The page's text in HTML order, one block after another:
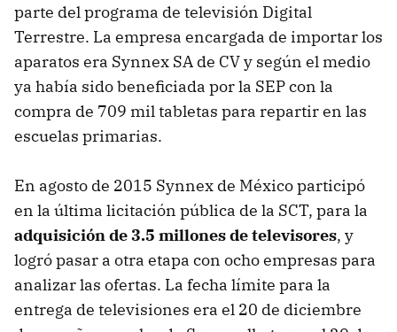
parte del programa de televisión Digital
Terrestre. La empresa encargada de importar los
aparatos era Synnex SA de CV y según el medio
ya había sido beneficiada por la SEP con la
compra de 709 mil tabletas para repartir en las
escuelas primarias.
En agosto de 2015 Synnex de México participó
en la última licitación pública de la SCT, para la
adquisición de 3.5 millones de televisores, y
logró pasar a otra etapa con ocho empresas para
analizar las ofertas. La fecha límite para la
entrega de televisiones era el 20 de diciembre